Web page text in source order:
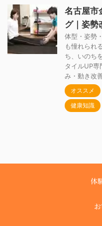
名古屋市
グ｜姿勢
体型・姿勢
も憧れられ
ち、いのち
タイルUP
み・動き改
オススメ
健康知識
体